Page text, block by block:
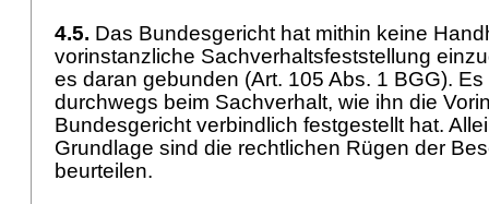
4.5. Das Bundesgericht hat mithin keine
vorinstanzliche Sachverhaltsfeststellung
es daran gebunden (Art. 105 Abs. 1 BGG). Es
durchwegs beim Sachverhalt, wie ihn die
Bundesgericht verbindlich festgestellt hat.
Grundlage sind die rechtlichen Rügen der
beurteilen.